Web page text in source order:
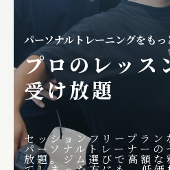
パーソナルトレーニングをもっ
プロのレッス
受け放題
セッションフリープラン
パーソナルトレーナーの
放題。ジム選びで高額